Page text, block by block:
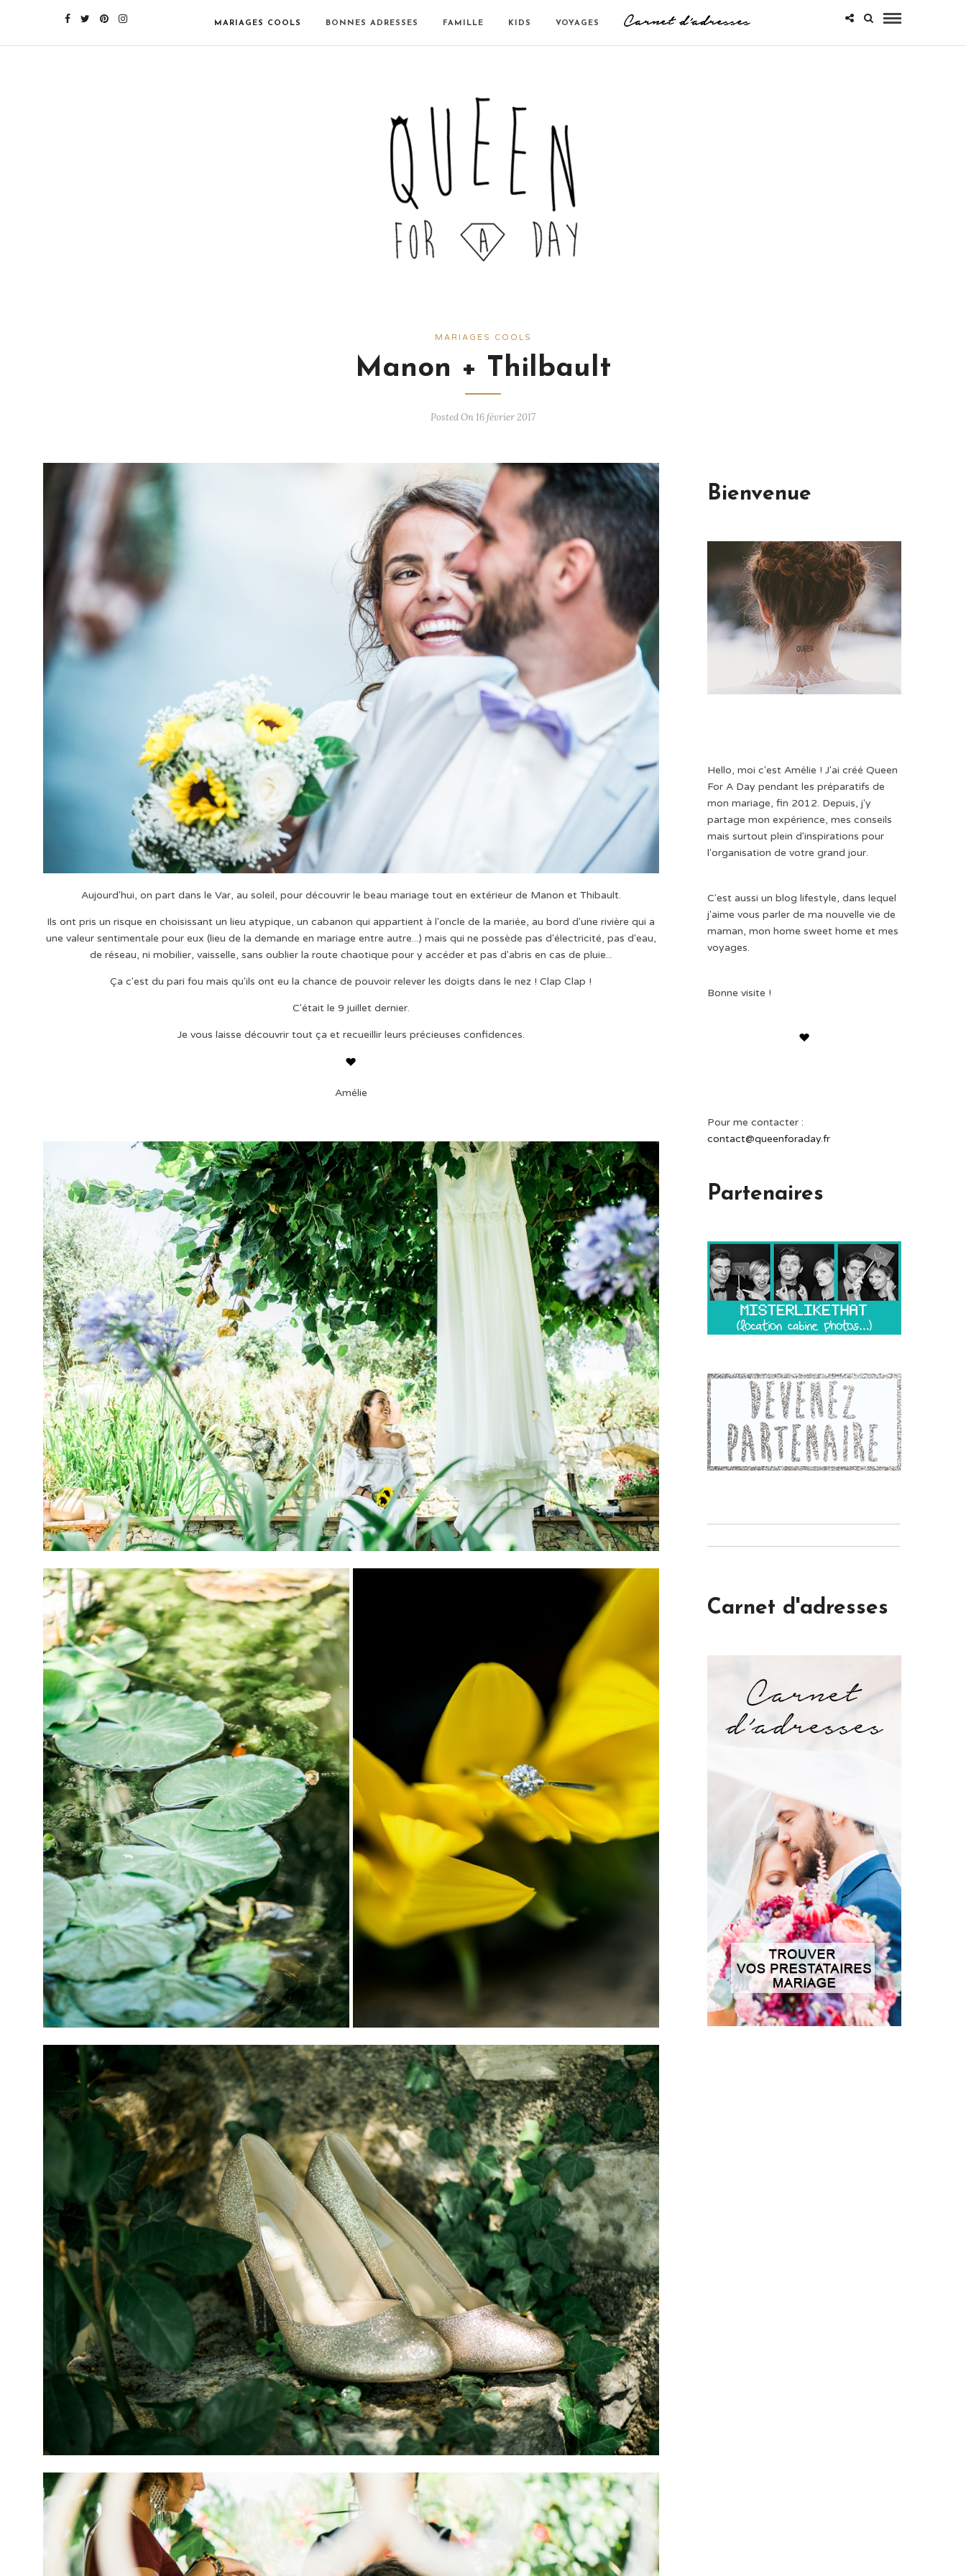
MARIAGES COOLS BONNES ADRESSES FAMILLE KIDS VOYAGES
MARIAGES COOLS
Manon + Thilbault
Posted On 16 février 2017
Aujourd'hui, on part dans le Var, au soleil, pour découvrir le beau mariage tout en extérieur de Manon et Thibault.
Ils ont pris un risque en choisissant un lieu atypique, un cabanon qui appartient à l'oncle de la mariée, au bord d'une rivière qui a
une valeur sentimentale pour eux (lieu de la demande en mariage entre autre...) mais qui ne possède pas d'électricité, pas d'eau,
de réseau, ni mobilier, vaisselle, sans oublier la route chaotique pour y accéder et pas d'abris en cas de pluie...
Ça c'est du pari fou mais qu'ils ont eu la chance de pouvoir relever les doigts dans le nez ! Clap Clap !
C'était le 9 juillet dernier.
Je vous laisse découvrir tout ça et recueillir leurs précieuses confidences.
Amélie
Bienvenue
Hello, moi c'est Amélie ! J'ai créé Queen
For A Day pendant les préparatifs de
mon mariage, fin 2012. Depuis, j'y
partage mon expérience, mes conseils
mais surtout plein d'inspirations pour
l'organisation de votre grand jour.
C'est aussi un blog lifestyle, dans lequel
j'aime vous parler de ma nouvelle vie de
maman, mon home sweet home et mes
voyages.
Bonne visite !
Pour me contacter :
contact@queenforaday.fr
Partenaires
Carnet d'adresses